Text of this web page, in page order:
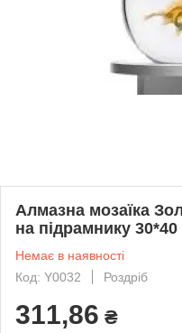
Алмазна мозаїка
на підрамнику
Немає в наявності
Код: Y0032
Роздріб
311,86 ₴